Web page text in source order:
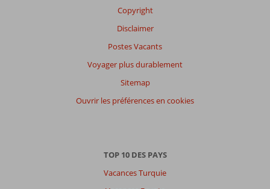
Copyright
Disclaimer
Postes Vacants
Voyager plus durablement
Sitemap
Ouvrir les préférences en cookies
TOP 10 DES PAYS
Vacances Turquie